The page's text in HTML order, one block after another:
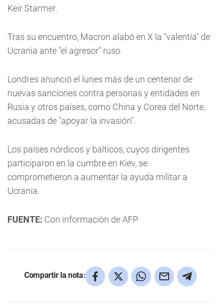
Keir Starmer.
Tras su encuentro, Macron alabó en X la "valentía" de
Ucrania ante "el agresor" ruso.
Londres anunció el lunes más de un centenar de
nuevas sanciones contra personas y entidades en
Rusia y otros países, como China y Corea del Norte,
acusadas de "apoyar la invasión".
Los países nórdicos y bálticos, cuyos dirigentes
participaron en la cumbre en Kiev, se
comprometieron a aumentar la ayuda militar a
Ucrania.
FUENTE: Con informaciòn de AFP
Compartir la nota: